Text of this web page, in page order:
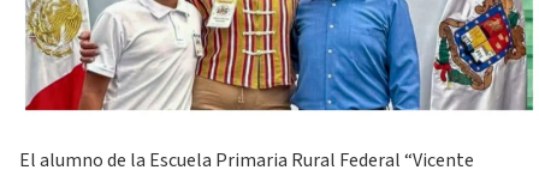
El alumno de la Escuela Primaria Rural Federal “Vicente